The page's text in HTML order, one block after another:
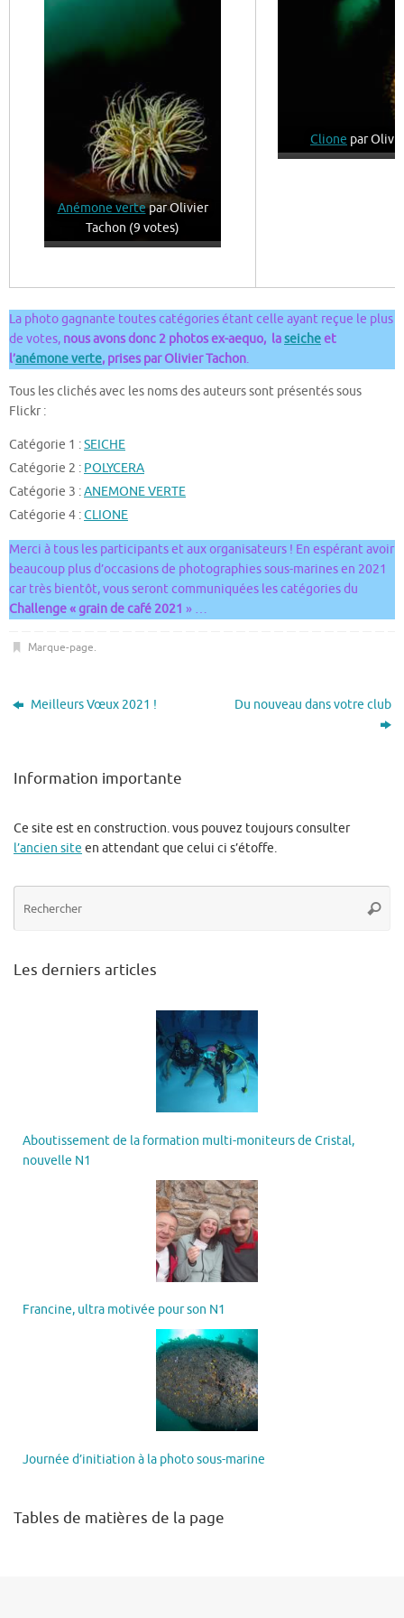
Anémone vertepar Olivier
Tachon (9 votes)
Clione par
La photo gagnante toutes catégories étant celle ayant reçue le plus
de votes, nous avons donc 2 photos ex-aequo, laseicheet
l’anémone verte, prises par Olivier Tachon.
Tous les clichés avec les noms des auteurs sont présentés sous
Flickr :
Catégorie 1 :SEICHE
Catégorie 2 : POLYCERA
Catégorie 3 :ANEMONE VERTE
Catégorie 4 :CLIONE
Merci à tous les participants et aux organisateurs ! En espérant avoir
beaucoup plus d’occasions de photographies sous-marines en 2021
car très bientôt, vous seront communiquées les catégories du
Challenge « grain de café 2021 » …
Marque-page.
Meilleurs Vœux 2021 ! Du nouveau dans votre club
Information importante
Ce site est en construction. vous pouvez toujours consulter
l’ancien site en attendant que celui ci s’étoffe.
Les derniers articles
Aboutissement de la formation multi-moniteurs de Cristal,
nouvelle N1
Francine, ultra motivée pour son N1
Journée d’initiation à la photo sous-marine
Tables de matières de la page